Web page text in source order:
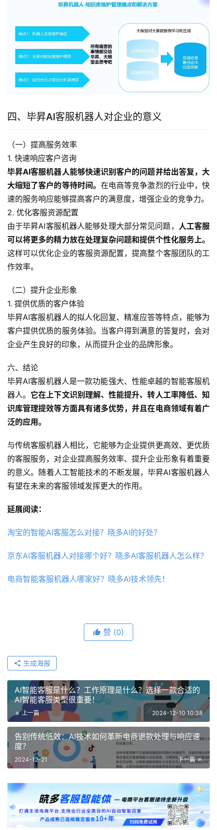
四、毕昇AI客服机器人对企业的意义
（一）提高服务效率
1. 快速响应客户咨询
毕昇AI客服机器人能够快速识别客户的问题并给出答复，大
大缩短了客户的等待时间。 在电商等竞争激烈的行业中，快
速的服务响应能够提高客户的满意度，增强企业的竞争力。
2. 优化客服资源配置
由于毕昇AI客服机器人能够处理大部分常见问题， 人工客服
可以将更多的精力放在处理复杂问题和提供个性化服务上。
这样可以优化企业的客服资源配置，提高整个客服团队的工
作效率。
（二）提升企业形象
1. 提供优质的客户体验
毕昇AI客服机器人的拟人化回复、精准应答等特点，能够为
客户提供优质的服务体验。当客户得到满意的答复时，会对
企业产生良好的印象，从而提升企业的品牌形象。
六、结论
毕昇AI客服机器人是一款功能强大、性能卓越的智能客服机
器人。 它在上下文识别理解、性能提升、转人工率降低、知
识库管理提效等方面具有诸多优势，并且在电商领域有着广
泛的应用。
与传统客服机器人相比，它能够为企业提供更高效、更优质
的客服服务，对企业提高服务效率、提升企业形象有着重要
的意义。随着人工智能技术的不断发展，毕昇AI客服机器人
有望在未来的客服领域发挥更大的作用。
延展阅读：
淘宝的智能AI客服怎么对接？晓多AI的好处？
京东AI客服机器人对接哪个好？晓多AI客服机器人怎么样？
电商智能客服机器人哪家好？晓多AI技术领先！
赞 (0)
生成海报
AI智能客服是什么？工作原理是什么？选择一款合适的
AI智能客服类型很重要！
上一篇 2024-12-10 10:38
告别传统低效：AI技术如何革新电商退款处理与响应速
度？
下一篇
2024-12-21